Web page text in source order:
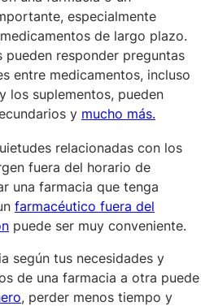
especialmente
de largo plazo.
pueden responder preguntas
entre medicamentos, incluso
los suplementos, pueden
y mucho más.
relacionadas con los
fuera del horario de
una farmacia que tenga
farmacéutico fuera del
puede ser muy conveniente.
según tus necesidades y
de una farmacia a otra puede
, perder menos tiempo y